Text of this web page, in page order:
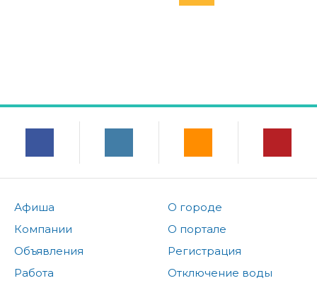
Афиша
Компании
Объявления
Работа
О городе
О портале
Регистрация
Отключение воды